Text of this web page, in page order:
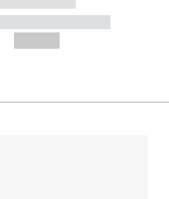
-----------